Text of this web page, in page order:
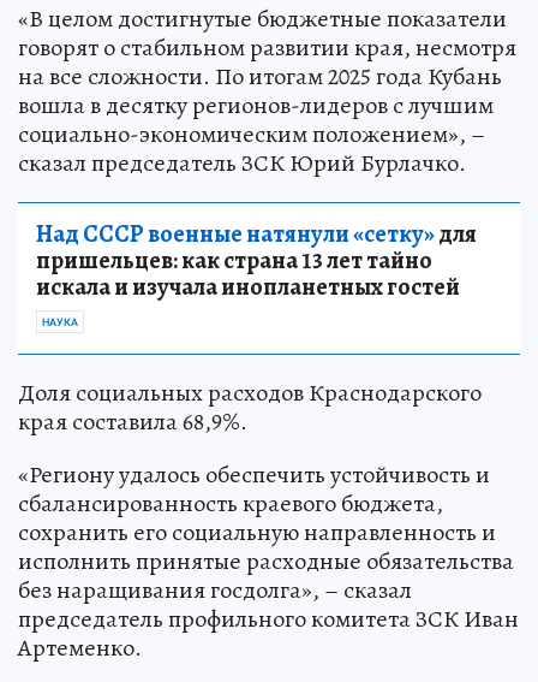
«В целом достигнутые бюджетные показатели
говорят о стабильном развитии края, несмотря
на все сложности. По итогам 2025 года Кубань
вошла в десятку регионов-лидеров с лучшим
социально-экономическим положением», –
сказал председатель ЗСК Юрий Бурлачко.
Над СССР военные натянули «сетку»для
пришельцев: как страна 13 лет тайно
искала и изучала инопланетных гостей
НАУКА
Доля социальных расходов Краснодарского
края составила 68,9%.
«Региону удалось обеспечить устойчивость и
сбалансированность краевого бюджета,
сохранить его социальную направленность и
исполнить принятые расходные обязательства
без наращивания госдолга», – сказал
председатель профильного комитета ЗСК Иван
Артеменко.